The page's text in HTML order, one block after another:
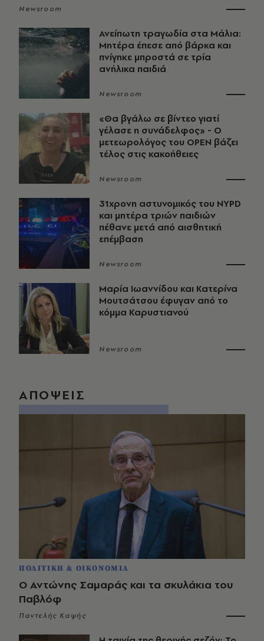
Newsroom
Ανείπωτη τραγωδία στα Μάλια:
Μητέρα έπεσε από βάρκα και
πνίγηκε μπροστά σε τρία
ανήλικα παιδιά
Newsroom
«Θα βγάλω σε βίντεο γιατί
γέλασε η συνάδελφος» - Ο
μετεωρολόγος του OPEN βάζει
τέλος στις κακοήθειες
Newsroom
31χρονη αστυνομικός του NYPD
και μητέρα τριών παιδιών
πέθανε μετά από αισθητική
επέμβαση
Newsroom
Μαρία Ιωαννίδου και Κατερίνα
Μουτσάτσου έφυγαν από το
κόμμα Καρυστιανού
Newsroom
ΑΠΟΨΕΙΣ
ΠΟΛΙΤΙΚΗ & ΟΙΚΟΝΟΜΙΑ
Ο Αντώνης Σαμαράς και τα σκυλάκια του
Παβλόφ
Παντελής Καψής